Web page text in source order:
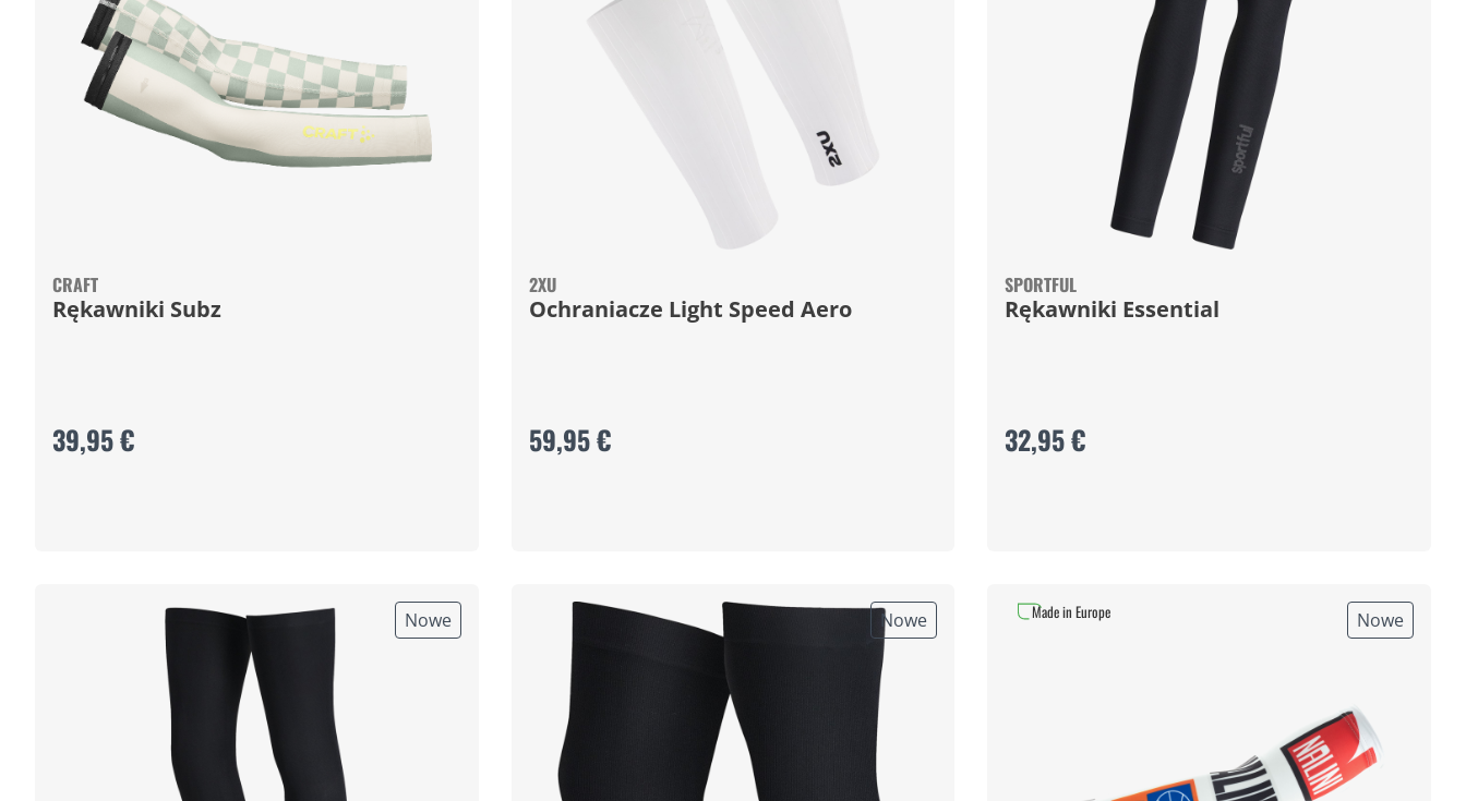
CRAFT
Rękawniki Subz
39,95 €
2XU
Ochraniacze Light Speed Aero
59,95 €
SPORTFUL
Rękawniki Essential
32,95 €
Nowe Nowe Nowe
Made in Europe